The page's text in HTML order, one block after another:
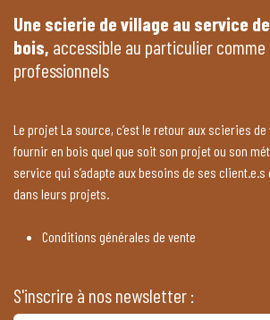
Une scierie de village au service
bois, accessible au particulier comme
professionnels
Le projet La source, c’est le retour aux scieries de
fournir en bois quel que soit son projet ou son
service qui s’adapte aux besoins de ses
dans leurs projets.
Conditions générales de vente
S'inscrire à nos newsletter :